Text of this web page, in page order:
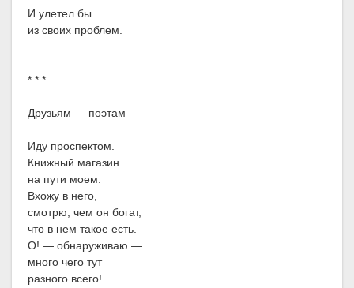
И улетел бы
из своих проблем.
* * *
Друзьям — поэтам
Иду проспектом.
Книжный магазин
на пути моем.
Вхожу в него,
смотрю, чем он богат,
что в нем такое есть.
О! — обнаруживаю —
много чего тут
разного всего!